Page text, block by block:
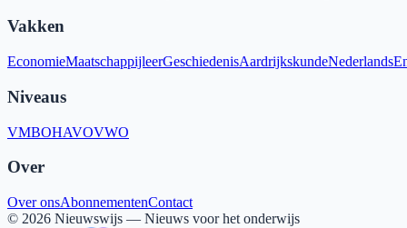
Vakken
EconomieMaatschappijleerGeschiedenisAardrijkskundeNederlands
Niveaus
VMBOHAVOVWO
Over
Over onsAbonnementenContact
© 2026 Nieuwswijs — Nieuws voor het onderwijs